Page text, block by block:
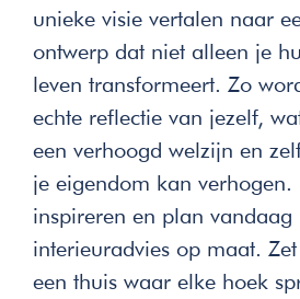
unieke visie vertalen naar
ontwerp dat niet alleen je
leven transformeert. Zo
echte reflectie van jezelf,
een verhoogd welzijn en
je eigendom kan verhogen.
inspireren en plan
interieuradvies op maat.
een thuis waar elke hoek